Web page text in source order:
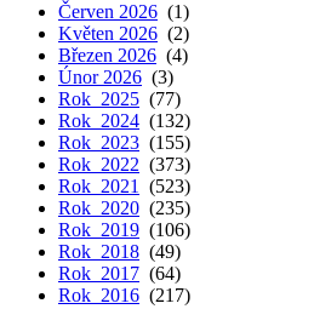
Červen 2026 (1)
Květen 2026 (2)
Březen 2026 (4)
Únor 2026 (3)
Rok 2025 (77)
Rok 2024 (132)
Rok 2023 (155)
Rok 2022 (373)
Rok 2021 (523)
Rok 2020 (235)
Rok 2019 (106)
Rok 2018 (49)
Rok 2017 (64)
Rok 2016 (217)